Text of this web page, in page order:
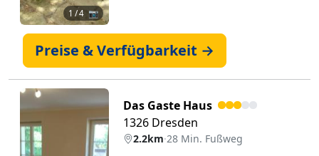
1 / 4 📷
Preise & Verfügbarkeit →
Das Gaste Haus
1326 Dresden
2.2km·28 Min. Fußweg